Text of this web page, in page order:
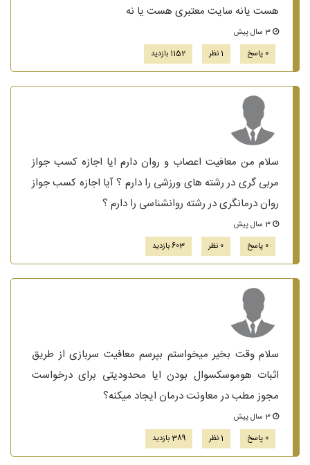
هست یانه سایت معتبری هست یا نه
0 پاسخ
1 نظر 1152 بازدید
سلام من معافیت اعصاب و روان دارم ایا اجازه کسب جواز
مربی گری در رشته های ورزشی را دارم ؟ آیا اجازه کسب جواز
روان درمانگری در رشته روانشناسی را دارم ؟
0 پاسخ
0 نظر 603 بازدید
سلام وقت بخیر میخواستم بپرسم معافیت سربازی از طریق
اثبات هوموسکسوال بودن ایا محدودیتی برای درخواست
مجوز مطب در معاونت درمان ایجاد میکنه؟
0 پاسخ
1 نظر 389 بازدید